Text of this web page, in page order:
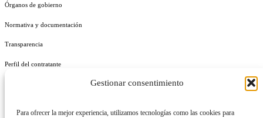
Gestionar consentimiento
Para ofrecer la mejor experiencia, utilizamos tecnologías como las cookies para
Órganos de gobierno
Normativa y documentación
Transparencia
Perfil del contratante